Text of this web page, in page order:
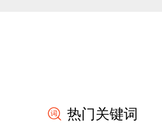
热门关键词